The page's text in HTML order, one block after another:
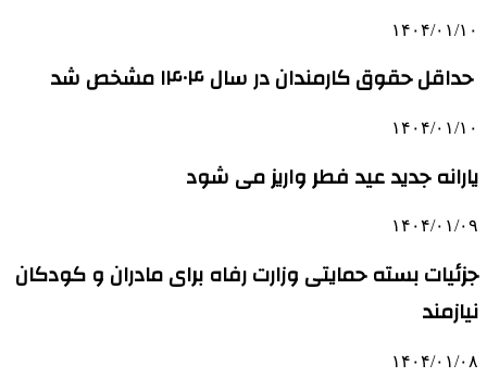
۱۴۰۴/۰۱/۱۰
حداقل حقوق کارمندان در سال ۱۴۰۴ مشخص شد
۱۴۰۴/۰۱/۱۰
یارانه جدید عید فطر واریز می شود
۱۴۰۴/۰۱/۰۹
جزئیات بسته حمایتی وزارت رفاه برای مادران و کودکان
نیازمند
۱۴۰۴/۰۱/۰۸